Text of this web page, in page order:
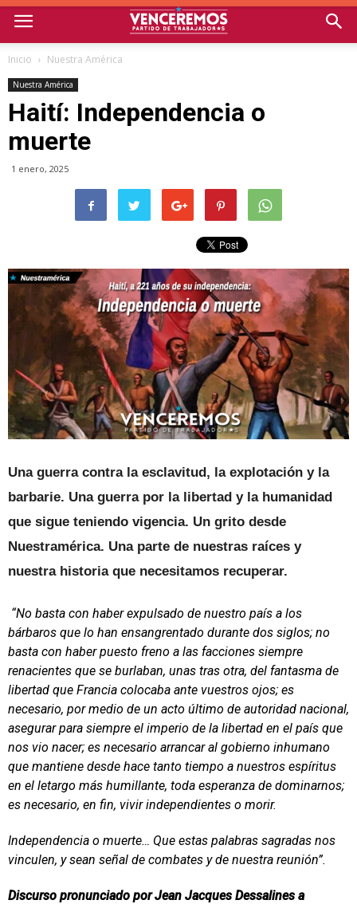
Inicio Nuestra América
Nuestra América
Haití: Independencia o
muerte
1 enero, 2025
Una guerra contra la esclavitud, la explotación y la
barbarie. Una guerra por la libertad y la humanidad
que sigue teniendo vigencia. Un grito desde
Nuestramérica. Una parte de nuestras raíces y
nuestra historia que necesitamos recuperar.
“No basta con haber expulsado de nuestro país a los
bárbaros que lo han ensangrentado durante dos siglos; no
basta con haber puesto freno a las facciones siempre
renacientes que se burlaban, unas tras otra, del fantasma de
libertad que Francia colocaba ante vuestros ojos; es
necesario, por medio de un acto último de autoridad nacional,
asegurar para siempre el imperio de la libertad en el país que
nos vio nacer; es necesario arrancar al gobierno inhumano
que mantiene desde hace tanto tiempo a nuestros espíritus
en el letargo más humillante, toda esperanza de dominarnos;
es necesario, en fin, vivir independientes o morir.
Independencia o muerte… Que estas palabras sagradas nos
vinculen, y sean señal de combates y de nuestra reunión”.
Discurso pronunciado por Jean Jacques Dessalines a